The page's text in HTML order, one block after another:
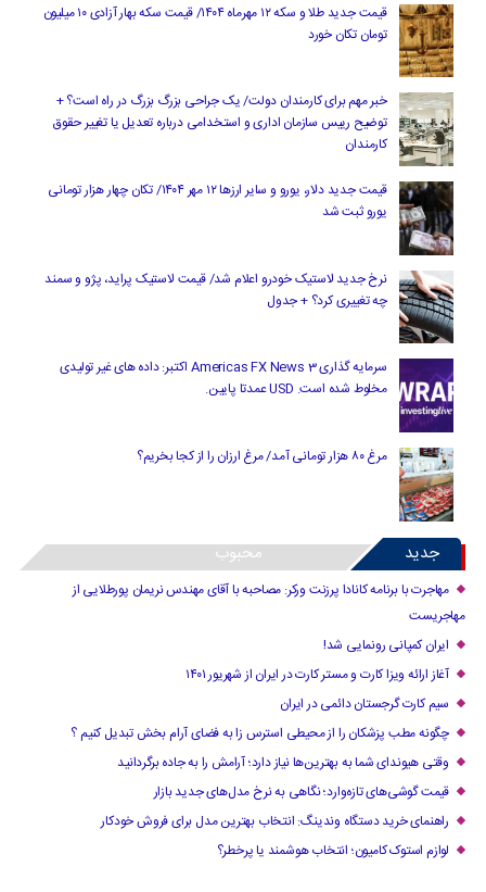
قیمت جدید طلا و سکه ۱۲ مهرماه ۱۴۰۴/ قیمت سکه بهار آزادی ۱۰ میلیون
تومان تکان خورد
خبر مهم برای کارمندان دولت/ یک جراحی بزرگ بزرگ در راه است؟ +
توضیح رییس سازمان اداری و استخدامی درباره تعدیل یا تغییر حقوق
کارمندان
قیمت جدید دلار، یورو و سایر ارزها ۱۲ مهر ۱۴۰۴/ تکان چهار هزار تومانی
یورو ثبت شد
نرخ جدید لاستیک خودرو اعلام شد/ قیمت لاستیک پراید، پژو و سمند
چه تغییری کرد؟ + جدول
سرمایه گذاری Americas FX News 3 اکتبر: داده های غیر تولیدی
مخلوط شده است. USD عمدتا پایین.
مرغ ۸۰ هزار تومانی آمد/ مرغ ارزان را از کجا بخریم؟
جدید محبوب
مهاجرت با برنامه کانادا پرزنت ورکر: مصاحبه با آقای مهندس نریمان پورطلایی از
مهاجریست
ایران کمپانی رونمایی شد!
آغاز ارائه ویزا کارت و مستر کارت در ایران از شهریور ۱۴۰۱
سیم کارت گرجستان دائمی در ایران
چگونه مطب پزشکان را از محیطی استرس زا به فضای آرام بخش تبدیل کنیم ؟
وقتی هیوندای شما به بهترین‌ها نیاز دارد؛ آرامش را به جاده برگردانید
قیمت گوشی‌های تازه‌وارد؛ نگاهی به نرخ مدل‌های جدید بازار
راهنمای خرید دستگاه وندینگ: انتخاب بهترین مدل برای فروش خودکار
لوازم استوک کامیون؛ انتخاب هوشمند یا پرخطر؟